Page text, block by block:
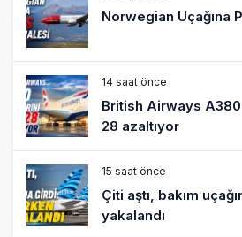
Norwegian Uçağına
14 saat önce
British Airways
28 azaltıyor
15 saat önce
Çiti aştı, bakım
yakalandı